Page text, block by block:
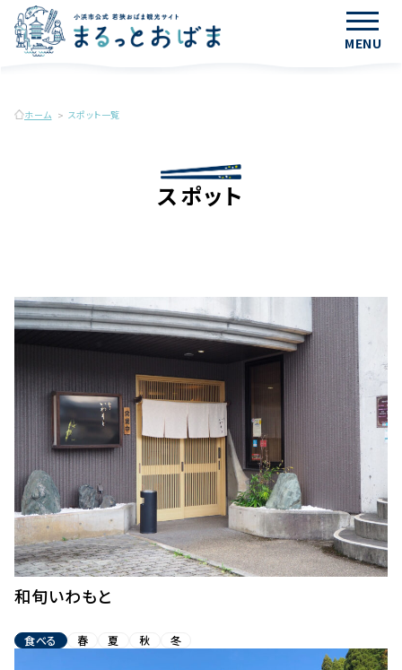
MENU
ホーム スポット一覧
スポット
和旬いわもと
食べる 春 夏 秋 冬